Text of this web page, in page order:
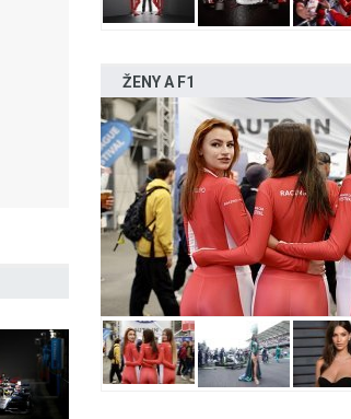
ŽENY A F1